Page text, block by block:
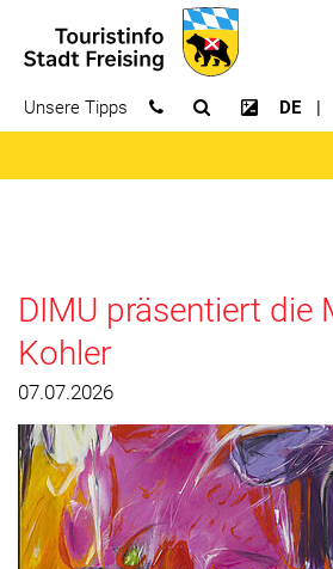
Unsere Tipps
Suchfeld öffnen
Kontrast
DE
DIMU präsentiert die
Kohler
07.07.2026